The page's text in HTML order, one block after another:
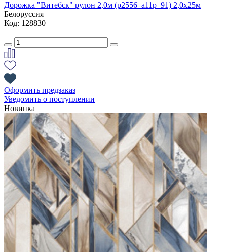
Дорожка "Витебск" рулон 2,0м (p2556_a11p_91) 2,0х25м
Белоруссия
Код: 128830
Оформить предзаказ
Уведомить о поступлении
Новинка